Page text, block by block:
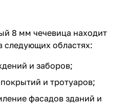
8 мм чечевица находит
областях:
и заборов;
и тротуаров;
фасадов зданий и